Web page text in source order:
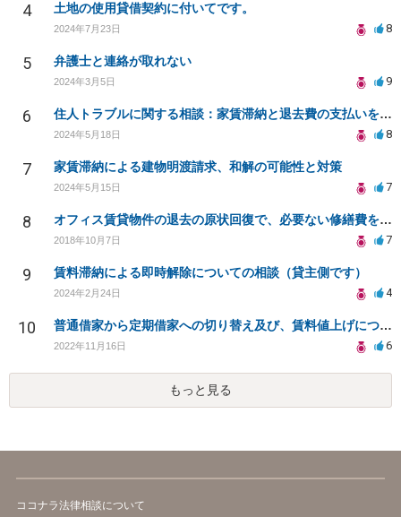
4 土地の使用貸借契約に付いてです。
2024年7月23日 8
5 弁護士と連絡が取れない
2024年3月5日 9
6 住人トラブルに関する相談：家賃滞納と退去費の支払いを拒否され、管理鍵の横領も発生
2024年5月18日 8
7 家賃滞納による建物明渡請求、和解の可能性と対策
2024年5月15日 7
8 オフィス賃貸物件の退去の原状回復で、必要ない修繕費を請求されている
2018年10月7日 7
9 賃料滞納による即時解除についての相談（貸主側です）
2024年2月24日 4
10 普通借家から定期借家への切り替え及び、賃料値上げについて
2022年11月16日 6
もっと見る
ココナラ法律相談について